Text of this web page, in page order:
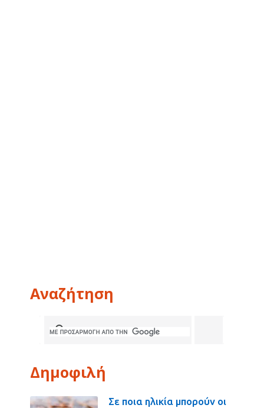
Αναζήτηση
Δημοφιλή
Σε ποια ηλικία μπορούν οι